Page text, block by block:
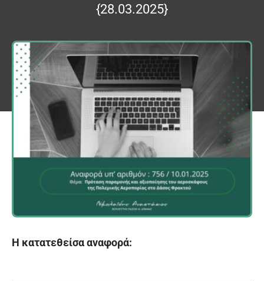
{28.03.2025}
Η κατατεθείσα αναφορά: